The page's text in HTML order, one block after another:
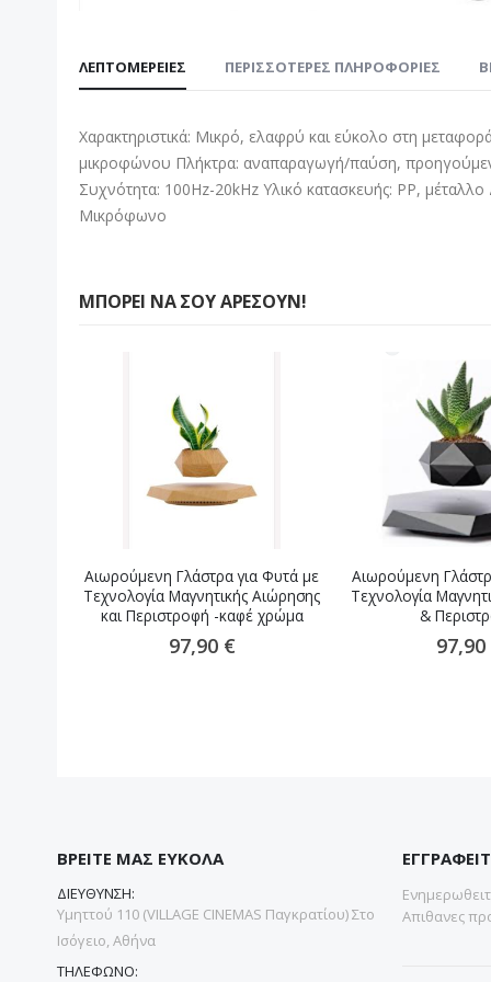
αρχή
συλλογής
εικόνων
ΛΕΠΤΟΜΈΡΕΙΕΣ
Χαρακτηριστικά: Μικρό, ελαφρύ και εύκολο στη
μικροφώνου Πλήκτρα: αναπαραγωγή/παύση,
Συχνότητα: 100Hz-20kHz Υλικό κατασκευής: PP,
Μικρόφωνο
ΠΕΡΙΣΣΌΤΕΡΕΣ ΠΛΗΡΟΦΟΡΊΕΣ
ΜΠΟΡΕΊ ΝΑ ΣΟΥ ΑΡΈΣΟΥΝ!
Αιωρούμενη Γλάστρα για Φυτά με
Τεχνολογία Μαγνητικής Αιώρησης
και Περιστροφή -καφέ χρώμα
97,90 €
Αιωρούμενη
Τεχνολογία
&
97,90
ΒΡΕΙΤΕ ΜΑΣ ΕΥΚΟΛΑ
ΔΙΕΥΘΥΝΣΗ:
Υμηττού 110 (VILLAGE CINEMAS Παγκρατίου) Στο
Ισόγειο, Αθήνα
ΤΗΛΕΦΩΝΟ:
Απιθανες